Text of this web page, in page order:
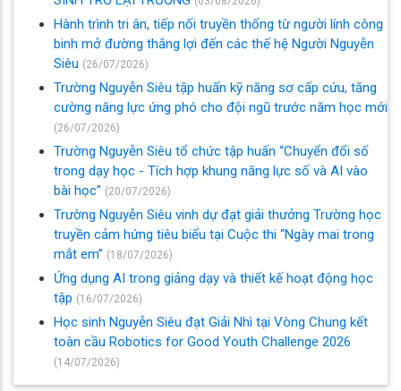
Hành trình tri ân, tiếp nối truyền thống từ người lính công
binh mở đường thắng lợi đến các thế hệ Người Nguyễn
Siêu (26/07/2026)
Trường Nguyễn Siêu tập huấn kỹ năng sơ cấp cứu, tăng
cường năng lực ứng phó cho đội ngũ trước năm học mới
(26/07/2026)
Trường Nguyễn Siêu tổ chức tập huấn “Chuyển đổi số
trong dạy học - Tích hợp khung năng lực số và AI vào
bài học” (20/07/2026)
Trường Nguyễn Siêu vinh dự đạt giải thưởng Trường học
truyền cảm hứng tiêu biểu tại Cuộc thi “Ngày mai trong
mắt em” (18/07/2026)
Ứng dụng AI trong giảng dạy và thiết kế hoạt động học
tập (16/07/2026)
Học sinh Nguyễn Siêu đạt Giải Nhì tại Vòng Chung kết
toàn cầu Robotics for Good Youth Challenge 2026
(14/07/2026)